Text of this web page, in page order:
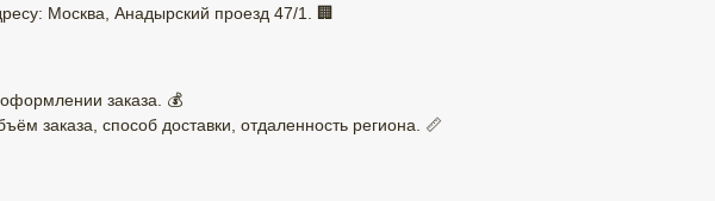
Москва, Анадырский проезд 47/1. 🏢
заказа. 💰
заказа, способ доставки, отдаленность региона. 📏